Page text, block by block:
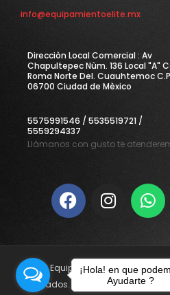
info@equipamientoelite.mx
Direcciòn Local Comercial : Av
Chapultepec Nùm. 136 Local "A"
Roma Norte Del. Cuauhtemoc
06700 Ciudad de Mèxico
5575991546 / 5535519721 /
5559294337
Llámanos con gusto te
© 2021 Equipamiento Elite.
reservados.
¡Hola! en que
Ayudarte ?